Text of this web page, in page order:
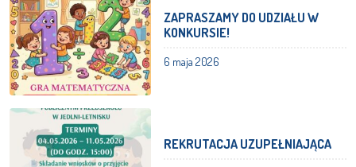
ZAPRASZAMY DO UDZIAŁU W
KONKURSIE!
6 maja 2026
REKRUTACJA UZUPEŁNIAJĄCA